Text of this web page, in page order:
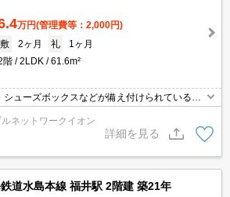
万円(管理費等：2,000円)
敷
2ヶ月 礼
1ヶ月
階
2LDK 61.6m²
ューズボックスなどが備え付けられているの
ることがきるので防犯対策につながります。
立・浴室乾燥機など大変充実しております。徒
です。この物件はバルコニー付きです。
ネットワークイオン
詳細を見る
道水島本線 福井駅 2階建 築21年